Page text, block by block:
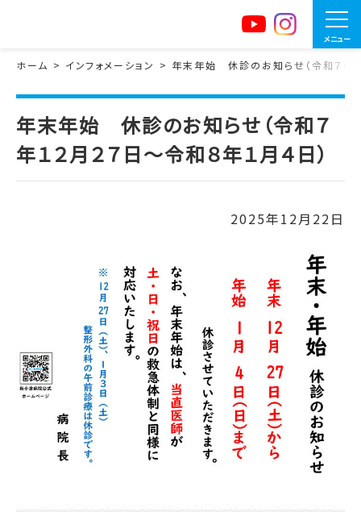
メニュー
ホーム インフォメーション 年末年始 休診のお知らせ（令和７年１
年末年始 休診のお知らせ（令和７
年１２月２７日～令和８年１月４日）
2025年12月22日